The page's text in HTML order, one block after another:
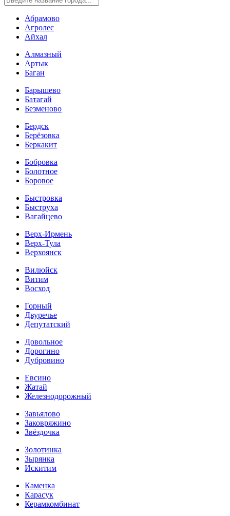
Абрамово
Агролес
Айхал
Алмазный
Артык
Баган
Барышево
Батагай
Безменово
Бердск
Берёзовка
Беркакит
Бобровка
Болотное
Боровое
Быстровка
Быструха
Вагайцево
Верх-Ирмень
Верх-Тула
Верхоянск
Вилюйск
Витим
Восход
Горный
Двуречье
Депутатский
Довольное
Дорогино
Дубровино
Евсино
Жатай
Железнодорожный
Завьялово
Заковряжино
Звёздочка
Золотинка
Зырянка
Искитим
Каменка
Карасук
Керамкомбинат